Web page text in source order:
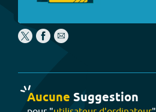
Aucune Suggestion